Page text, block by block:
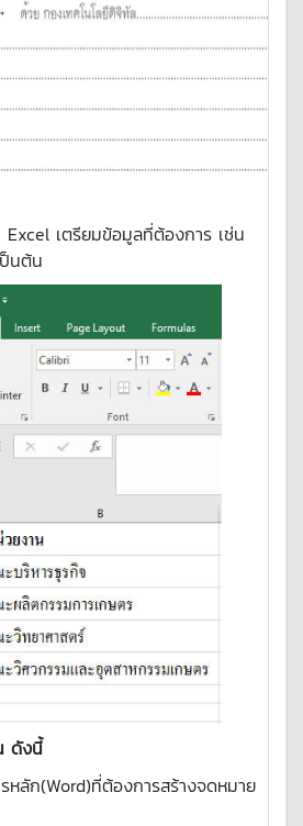
เตรียมข้อมูลที่ต้องการ เช่น
นต้น
ดังนี้
รหลัก(Word)ที่ต้องการสร้างจดหมาย